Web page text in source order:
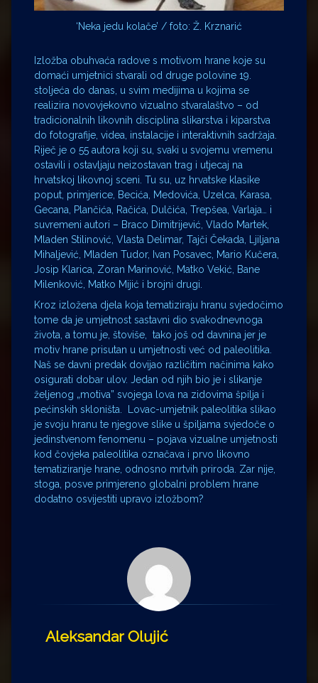
‘Neka jedu kolače’ / foto: Ž. Krznarić
Izložba obuhvaća radove s motivom hrane koje su
domaći umjetnici stvarali od druge polovine 19.
stoljeća do danas, u svim medijima u kojima se
realizira novovjekovno vizualno stvaralaštvo – od
tradicionalnih likovnih disciplina slikarstva i kiparstva
do fotografije, videa, instalacije i interaktivnih sadržaja.
Riječ je o 55 autora koji su, svaki u svojemu vremenu
ostavili i ostavljaju neizostavan trag i utjecaj na
hrvatskoj likovnoj sceni. Tu su, uz hrvatske klasike
poput, primjerice, Becića, Medovića, Uzelca, Karasa,
Gecana, Plančića, Račića, Dulčića, Trepšea, Varlaja… i
suvremeni autori – Braco Dimitrijević, Vlado Martek,
Mladen Stilinović, Vlasta Delimar, Tajči Čekada, Ljiljana
Mihaljević, Mladen Tudor, Ivan Posavec, Mario Kučera,
Josip Klarica, Zoran Marinović, Matko Vekić, Bane
Milenković, Matko Mijić i brojni drugi.
Kroz izložena djela koja tematiziraju hranu svjedočimo
tome da je umjetnost sastavni dio svakodnevnoga
života, a tomu je, štoviše, tako još od davnina jer je
motiv hrane prisutan u umjetnosti već od paleolitika.
Naš se davni predak dovijao različitim načinima kako
osigurati dobar ulov. Jedan od njih bio je i slikanje
željenog „motiva” svojega lova na zidovima špilja i
pećinskih skloništa. Lovac-umjetnik paleolitika slikao
je svoju hranu te njegove slike u špiljama svjedoče o
jedinstvenom fenomenu – pojava vizualne umjetnosti
kod čovjeka paleolitika označava i prvo likovno
tematiziranje hrane, odnosno mrtvih priroda. Zar nije,
stoga, posve primjereno globalni problem hrane
dodatno osvijestiti upravo izložbom?
Aleksandar Olujić